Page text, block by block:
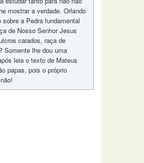
mostrar a verdade. Orlando
a Pedra fundamental
de Nosso Senhor Jesus
caiados, raça de
Somente lhe dou uma
leia o texto de Mateus
papas, pois o próprio